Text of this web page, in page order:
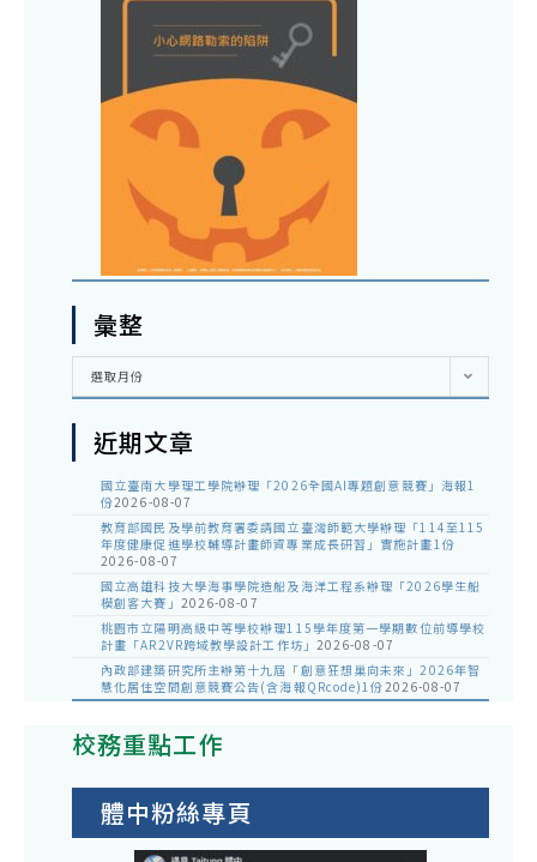
彙整
彙
選取月份
近期文章
國立臺南大學理工學院辦理「2026全國AI專題創意競賽」海報1
份2026-08-07
教育部國民及學前教育署委請國立臺灣師範大學辦理「114至115
年度健康促進學校輔導計畫師資專業成長研習」實施計畫1份
2026-08-07
國立高雄科技大學海事學院造船及海洋工程系辦理「2026學生船
模創客大賽」 2026-08-07
桃園市立陽明高級中等學校辦理115學年度第一學期數位前導學校
計畫「AR2VR跨域教學設計工作坊」 2026-08-07
內政部建築研究所主辦第十九屆「創意狂想巢向未來」2026年智
慧化居住空間創意競賽公告(含海報QRcode)1份2026-08-07
校務重點工作
體中粉絲專頁